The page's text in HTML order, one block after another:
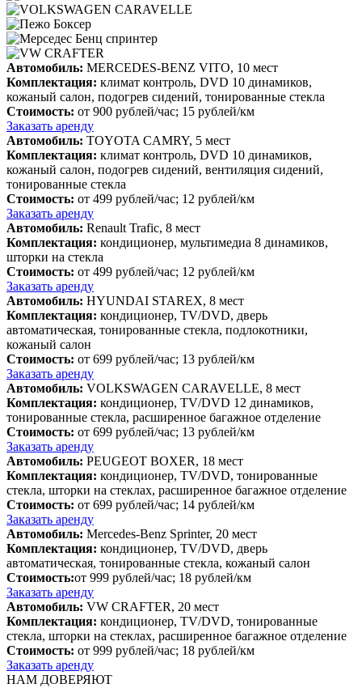
Автомобиль: MERCEDES-BENZ VITO, 10 мест
Комплектация: климат контроль, DVD 10 динамиков,
кожаный салон, подогрев сидений, тонированные стекла
Стоимость: от 900 рублей/час; 15 рублей/км
Заказать аренду
Автомобиль: TOYOTA CAMRY, 5 мест
Комплектация: климат контроль, DVD 10 динамиков,
кожаный салон, подогрев сидений, вентиляция сидений,
тонированные стекла
Стоимость: от 499 рублей/час; 12 рублей/км
Заказать аренду
Автомобиль: Renault Trafic, 8 мест
Комплектация: кондиционер, мультимедиа 8 динамиков,
шторки на стекла
Стоимость: от 499 рублей/час; 12 рублей/км
Заказать аренду
Автомобиль: HYUNDAI STAREX, 8 мест
Комплектация: кондиционер, TV/DVD, дверь
автоматическая, тонированные стекла, подлокотники,
кожаный салон
Стоимость: от 699 рублей/час; 13 рублей/км
Заказать аренду
Автомобиль: VOLKSWAGEN CARAVELLE, 8 мест
Комплектация: кондиционер, TV/DVD 12 динамиков,
тонированные стекла, расширенное багажное отделение
Стоимость: от 699 рублей/час; 13 рублей/км
Заказать аренду
Автомобиль: PEUGEOT BOXER, 18 мест
Комплектация: кондиционер, TV/DVD, тонированные
стекла, шторки на стеклах, расширенное багажное отделение
Стоимость: от 699 рублей/час; 14 рублей/км
Заказать аренду
Автомобиль: Mercedes-Benz Sprinter, 20 мест
Комплектация: кондиционер, TV/DVD, дверь
автоматическая, тонированные стекла, кожаный салон
Стоимость:от 999 рублей/час; 18 рублей/км
Заказать аренду
Автомобиль: VW CRAFTER, 20 мест
Комплектация: кондиционер, TV/DVD, тонированные
стекла, шторки на стеклах, расширенное багажное отделение
Стоимость: от 999 рублей/час; 18 рублей/км
Заказать аренду
НАМ ДОВЕРЯЮТ